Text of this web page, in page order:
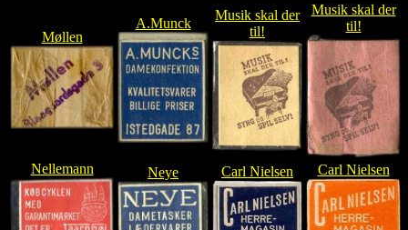
Møllen
A.Munck
Musik skal der
til!
Musik skal der
til!
Nellemann Neye Carl Nielsen Carl Nielsen